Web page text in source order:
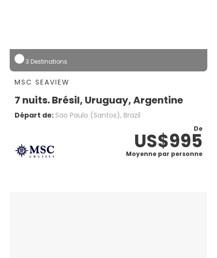
3 Destinations
MSC SEAVIEW
7 nuits. Brésil, Uruguay, Argentine
Départ de: Sao Paulo (santos), Brazil
De
US$995
Moyenne par personne